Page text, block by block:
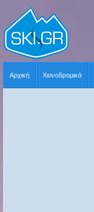
Αρχική Χιονοδρομικά